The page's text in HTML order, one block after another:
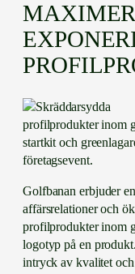
Golfbanan erbjuder
affärsrelationer och
profilprodukter inom
logotyp på en
intryck av kvalitet